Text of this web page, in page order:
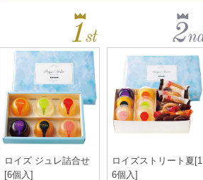
ロイズ ジュレ詰合せ
[6個入]
ロイズストリート夏[1
6個入]